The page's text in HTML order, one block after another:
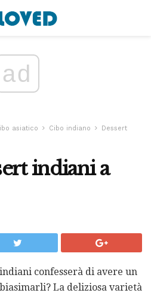
ad
asiatico Cibo indiano
Dessert
indiani a
confesserà di avere un
La deliziosa varietà